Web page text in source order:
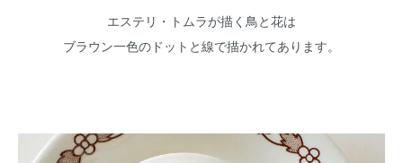
エステリ・トムラが描く鳥と花は
ブラウン一色のドットと線で描かれてあります。